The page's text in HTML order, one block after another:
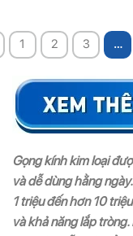
1 2 3 …
Gọng kính kim loại
và dễ dùng hằng
1 triệu đến hơn 10
và khả năng lắp